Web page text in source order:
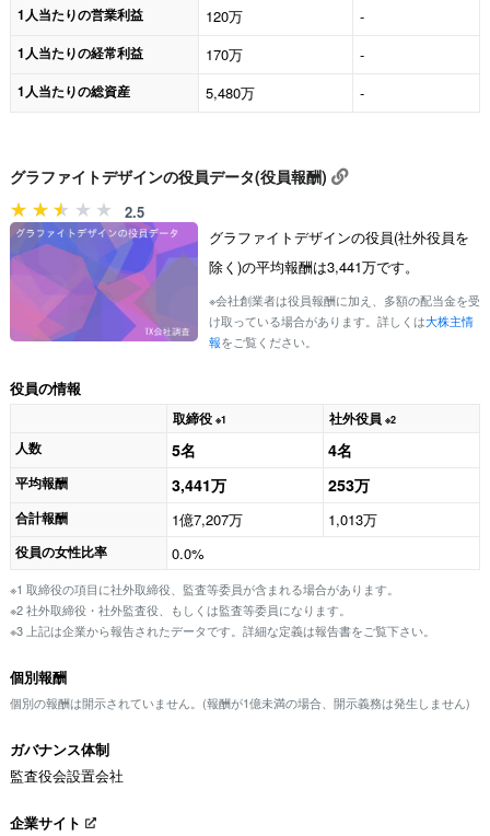
1人当たりの営業利益 120万 -
1人当たりの経常利益 170万 -
1人当たりの総資産 5,480万 -
グラファイトデザインの役員データ(役員報酬)
2.5
グラファイトデザインの役員(社外役員を
除く)の平均報酬は3,441万です。
※会社創業者は役員報酬に加え、多額の配当金を受
け取っている場合があります。詳しくは大株主情
報をご覧ください。
役員の情報
取締役 ※1 社外役員 ※2
人数 5名 4名
平均報酬 3,441万 253万
合計報酬 1億7,207万 1,013万
役員の女性比率 0.0%
※1 取締役の項目に社外取締役、監査等委員が含まれる場合があります。
※2 社外取締役・社外監査役、もしくは監査等委員になります。
※3 上記は企業から報告されたデータです。詳細な定義は報告書をご覧下さい。
個別報酬
個別の報酬は開示されていません。(報酬が1億未満の場合、開示義務は発生しません)
ガバナンス体制
監査役会設置会社
企業サイト